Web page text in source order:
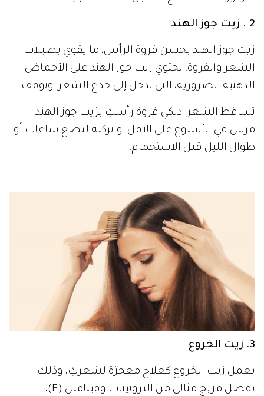
2 . زيت جوز الهند
زيت جوز الهند يحسن فروة الرأس، ما يقوي بصيلات
الشعر والفروة، يحتوي زيت جوز الهند على الأحماض
الدهنية الضرورية، التي تدخل إلى جذع الشعر، وتوقف
تساقط الشعر. دلكي فروة رأسكِ بزيت جوز الهند
مرتين في الأسبوع على الأقل، واتركيه لبضع ساعات أو
طوال الليل قبل الاستحمام.
3. زيت الخروع
يعمل زيت الخروع كعلاج معجزة لشعركِ، وذلك
بفضل مزيج مثالي من البروتينات وفيتامين (E)،